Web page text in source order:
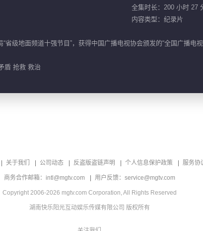
全集时长：200 小时 27
内容类型：纪录片
省级地面频道十强节目”，获得中国广播电视协会颁发的“全国广播电
盾 抢救 救治
关于我们 公司动态 反盗版盗链声明 个人信息保护政策 服务协
商务合作邮箱：intl@mgtv.com 用户反馈：service@mgtv.com
Copyright 2006-2026 mgtv.com Corporation, All Rights Reserved
湖南快乐阳光互动娱乐传媒有限公司 版权所有